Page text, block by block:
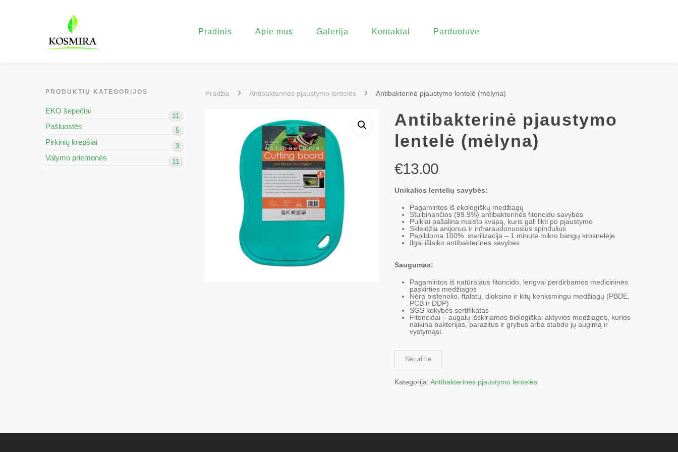
Pradinis Apie mus Galerija Kontaktai Parduotuvė
PRODUKTIŲ KATEGORIJOS
EKO šepečiai
11
Pašluostės 5
Pirkinių krepšiai 3
Valymo priemonės 11
Pradžia Antibakterinės pjaustymo lentelės Antibakterinė pjaustymo lentelė (mėlyna)
Antibakterinė pjaustymo
lentelė (mėlyna)
€13.00
Unikalios lentelių savybės:
Pagamintos iš ekologiškų medžiagų
Stulbinančios (99.9%) antibakterinės fitoncidu savybės
Puikiai pašalina maisto kvapą, kuris gali likti po pjaustymo
Skleidžia anijonus ir infraraudonuosius spindulius
Papildoma 100% sterilizacija – 1 minutė mikro bangų krosnelėje
Ilgai išlaiko antibakterines savybės
Saugumas:
Pagamintos iš natūralaus fitoncido, lengvai perdirbamos medicininės
paskirties medžiagos
Nėra bisfenolio, ftalatų, dioksino ir kitų kenksmingu medžiagų (PBDE,
PCB ir DDP)
SGS kokybės sertifikatas
Fitoncidai – augalų išskiriamos biologiškai aktyvios medžiagos, kurios
naikina bakterijas, parazitus ir grybus arba stabdo jų augimą ir
vystymąsi.
Neturime
Kategorija: Antibakterinės pjaustymo lentelės